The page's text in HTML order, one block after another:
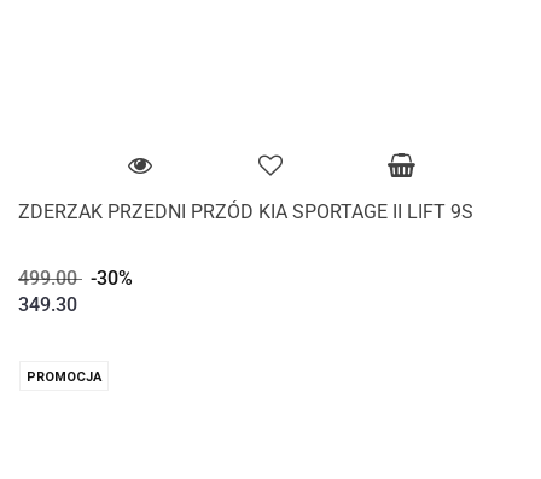
ZDERZAK PRZEDNI PRZÓD KIA SPORTAGE II LIFT 9S
499.00 -30%
349.30
PROMOCJA